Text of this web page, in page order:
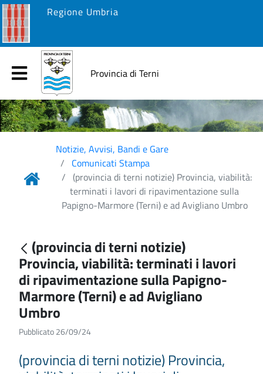
Regione Umbria
Provincia di Terni
Notizie, Avvisi, Bandi e Gare
Comunicati Stampa
(provincia di terni notizie) Provincia, viabilità:
terminati i lavori di ripavimentazione sulla
Papigno-Marmore (Terni) e ad Avigliano Umbro
(provincia di terni notizie)
Provincia, viabilità: terminati i lavori
di ripavimentazione sulla Papigno-
Marmore (Terni) e ad Avigliano
Umbro
Pubblicato 26/09/24
(provincia di terni notizie) Provincia,